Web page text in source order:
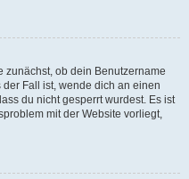
zunächst, ob dein Benutzername
Fall ist, wende dich an einen
du nicht gesperrt wurdest. Es ist
mit der Website vorliegt,